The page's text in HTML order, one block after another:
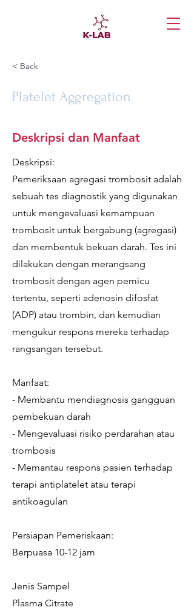
< Back
Platelet Aggregation
Deskripsi dan Manfaat
Deskripsi:
Pemeriksaan agregasi trombosit adalah
sebuah tes diagnostik yang digunakan
untuk mengevaluasi kemampuan
trombosit untuk bergabung (agregasi)
dan membentuk bekuan darah. Tes ini
dilakukan dengan merangsang
trombosit dengan agen pemicu
tertentu, seperti adenosin difosfat
(ADP) atau trombin, dan kemudian
mengukur respons mereka terhadap
rangsangan tersebut.
Manfaat:
- Membantu mendiagnosis gangguan
pembekuan darah
- Mengevaluasi risiko perdarahan atau
trombosis
- Memantau respons pasien terhadap
terapi antiplatelet atau terapi
antikoagulan
Persiapan Pemeriskaan:
Berpuasa 10-12 jam
Jenis Sampel
Plasma Citrate